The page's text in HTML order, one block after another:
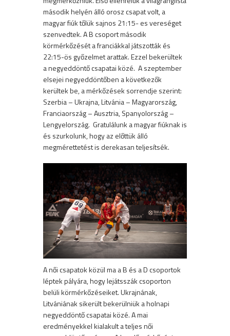
második helyén álló orosz csapat volt, a
magyar fiúk tőlük sajnos 21:15- es vereséget
szenvedtek. A B csoport második
körmérkőzését a franciákkal játszották és
22:15-ös győzelmet arattak. Ezzel bekerültek
a negyeddöntő csapatai közé. A szeptember
elsejei negyeddöntőben a következők
kerültek be, a mérkőzések sorrendje szerint:
Szerbia – Ukrajna, Litvánia – Magyarország,
Franciaország – Ausztria, Spanyolország –
Lengyelország. Gratulálunk a magyar fiúknak is
és szurkolunk, hogy az előttük álló
megmérettetést is derekasan teljesítsék.
A női csapatok közül ma a B és a D csoportok
léptek pályára, hogy lejátsszák csoporton
belüli körmérkőzéseiket. Ukrajnának,
Litvániának sikerült bekerülniük a holnapi
negyeddöntő csapatai közé. A mai
eredményekkel kialakult a teljes női